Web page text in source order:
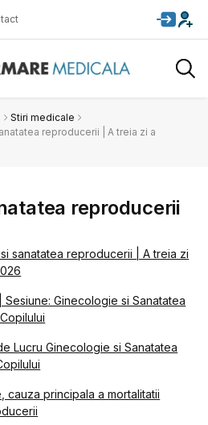
Stiri medicale
reproducerii | A treia zi a
reproducerii
sanatatea reproducerii | A treia zi
Sesiune: Ginecologie si Sanatatea
Lucru Ginecologie si Sanatatea
cauza principala a mortalitatii